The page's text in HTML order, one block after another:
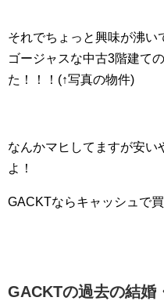
それでちょっと興味が沸い
ゴージャスな中古3階建て
た！！！(↑写真の物件)
なんかマヒしてますが安い
よ！
GACKTならキャッシュで
GACKTの過去の結婚